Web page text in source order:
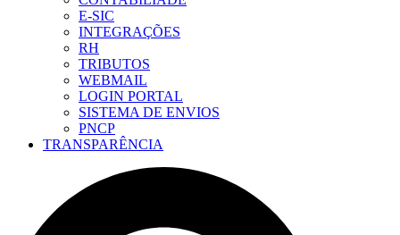
E-SIC
INTEGRAÇÕES
RH
TRIBUTOS
WEBMAIL
LOGIN PORTAL
SISTEMA DE ENVIOS
PNCP
TRANSPARÊNCIA